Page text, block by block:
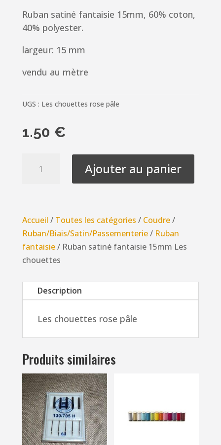
Ruban satiné fantaisie 15mm, 60% coton,
40% polyester.
largeur: 15 mm
vendu au mètre
UGS : Les chouettes rose pâle
1.50 €
15mm
Les
chouettes
Ajouter au panier
Accueil / Toutes les catégories / Coudre/
Ruban/Biais/Satin/Passementerie/ Ruban
fantaisie/ Ruban satiné fantaisie 15mm Les
chouettes
Description
Les chouettes rose pâle
Produits similaires